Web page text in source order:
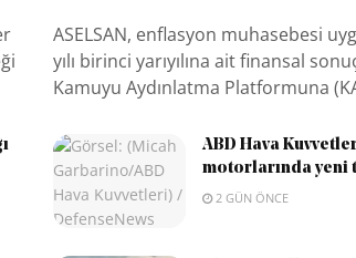
ASELSAN, enflasyon muhasebesi
yılı birinci yarıyılına ait finansal
Kamuyu Aydınlatma Platformuna
ABD Hava
motorlarında yeni
2 GÜN ÖNCE